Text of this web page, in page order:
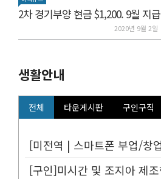
2차 경기부양 현금 $1,200. 9월 지급
2020년 9월 2일
생활안내
전체 타운게시판 구인구직